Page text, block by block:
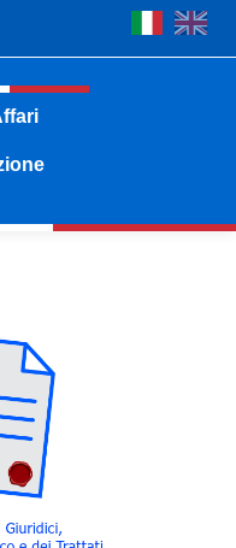
Esteri e della Cooperazione